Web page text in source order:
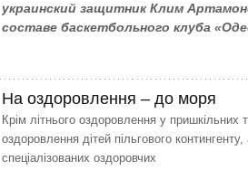
украинский защитник Клим
составе баскетбольного клуба
На оздоровлення – до моря
Крім літнього оздоровлення у пришкільних
оздоровлення дітей пільгового
спеціалізованих оздоровчих